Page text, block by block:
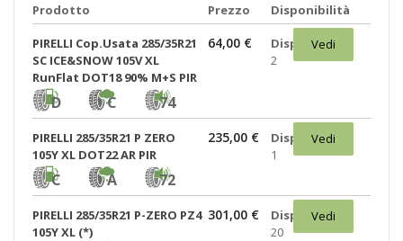
Prodotto Prezzo Disponibilità
PIRELLI Cop.Usata 285/35R21
SC ICE&SNOW 105V XL
RunFlat DOT18 90% M+S PIR
D C 74
64,00 €
Disponibili:
2
Vedi
PIRELLI 285/35R21 P ZERO
105Y XL DOT22 AR PIR
C A 72
235,00 €
Disponibili:
1
Vedi
PIRELLI 285/35R21 P-ZERO PZ4
105Y XL (*)
301,00 €
Disponibili:
20
Vedi